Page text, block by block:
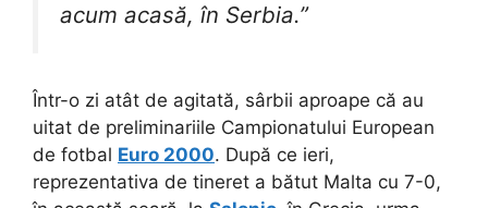
acum acasă, în Serbia.”
Într-o zi atât de agitată, sârbii aproape că au
uitat de preliminariile Campionatului European
de fotbal Euro 2000. După ce ieri,
reprezentativa de tineret a bătut Malta cu 7-0,